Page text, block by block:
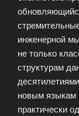
инженерной
не только
структурам
новым
практически